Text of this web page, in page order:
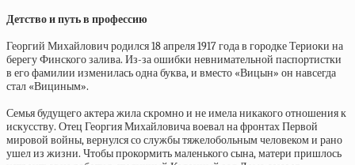
Детство и путь в профессию
Георгий Михайлович родился 18 апреля 1917 года в городке Териоки на
берегу Финского залива. Из-за ошибки невнимательной паспортистки
в его фамилии изменилась одна буква, и вместо «Вицын» он навсегда
стал «Вициным».
Семья будущего актера жила скромно и не имела никакого отношения к
искусству. Отец Георгия Михайловича воевал на фронтах Первой
мировой войны, вернулся со службы тяжелобольным человеком и рано
ушел из жизни. Чтобы прокормить маленького сына, матери пришлось